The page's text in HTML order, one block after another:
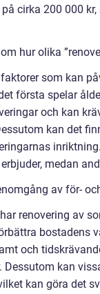
cirka 200 000
hur olika
som kan
första spelar
och kan
kan det
medan
av för-
renovering av
bostadens
och
Dessutom kan
kan göra det